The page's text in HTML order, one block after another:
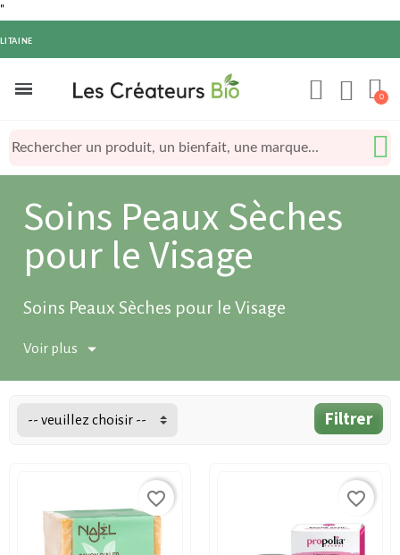
"
Soins Peaux Sèches
pour le Visage
Soins Peaux Sèches pour le Visage
Voir plus
Filtrer
-- veuillez choisir --
favorite_border favorite_border